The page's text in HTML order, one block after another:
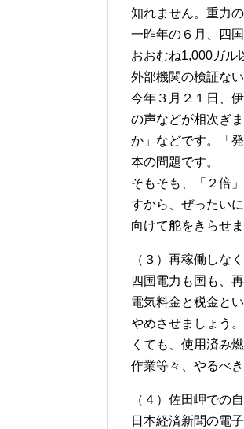
知れません。重力
一昨年の６月、四
おおむね1,000ガル
外部機関の検証な
今年３月２１日、
の声などが相次ぎ
か」などです。「
本の問題です。
そもそも、「２倍
すから、ぜったい
向けて舵をきらせま
（３）再稼働しな
四国電力も国も、
電気料金と税金と
やめさせましょう
くても、使用済み
作業等々、やるべ
（４）佐田岬での
日本経済新聞の電